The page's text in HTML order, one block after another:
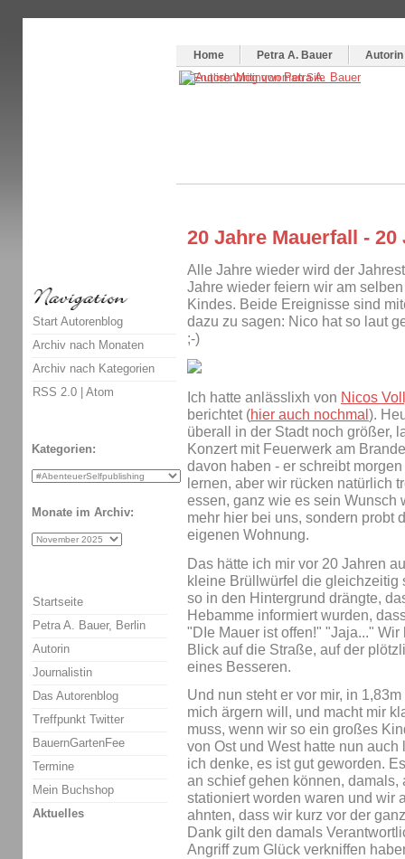
Home
Petra A. Bauer Autorin
20 Jahre Mauerfall -
Alle Jahre wieder wird der
Jahre wieder feiern wir am
Kindes. Beide Ereignisse sind
dazu zu sagen: Nico hat so laut
;-)
Ich hatte anlässlixh von Nicos
berichtet (hier auch nochmal ).
überall in der Stadt noch größer,
Konzert mit Feuerwerk am
davon haben - er schreibt
lernen, aber wir rücken natürlich
essen, ganz wie es sein Wunsch
mehr hier bei uns, sondern probt
eigenen Wohnung.
Das hätte ich mir vor 20 Jahren
kleine Brüllwürfel die
so in den Hintergrund drängte,
Hebamme informiert wurden,
"DIe Mauer ist offen!" "Jaja..."
Blick auf die Straße, auf der
eines Besseren.
Und nun steht er vor mir, in
mich ärgern will, und macht mir
muss, wenn wir so ein großes
von Ost und West hatte nun
ich denke, es ist gut geworden.
an schief gehen können,
stationiert worden waren und wir
ahnten, dass wir kurz vor der
Dank gilt den damals
Angriff zum Glück verkniffen
Start Autorenblog
Archiv nach Monaten
Archiv nach Kategorien
RSS 2.0 | Atom
Kategorien:
Monate im Archiv:
Startseite
Petra A. Bauer, Berlin
Autorin
Journalistin
Das Autorenblog
Treffpunkt Twitter
BauernGartenFee
Termine
Mein Buchshop
Aktuelles